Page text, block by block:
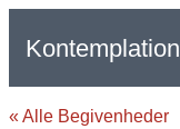
Kontemplation
« Alle Begivenheder